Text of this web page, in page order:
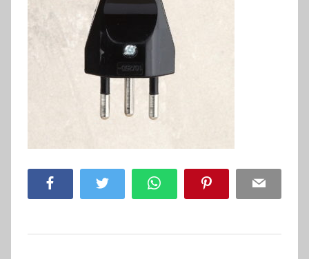
Facebook Twitter WhatsApp Pinterest Email